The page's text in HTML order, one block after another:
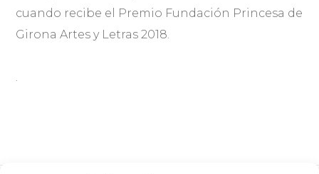
cuando recibe el Premio Fundación Princesa de
Girona Artes y Letras 2018.
.